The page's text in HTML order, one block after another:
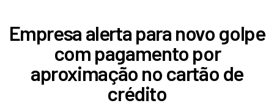
Empresa alerta para novo golpe
com pagamento por
aproximação no cartão de
crédito